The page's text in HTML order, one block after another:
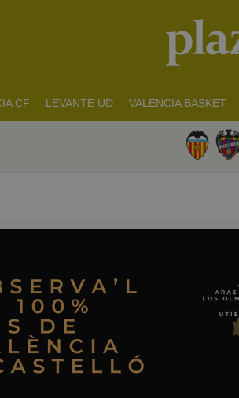
CF LEVANTE UD VALENCIA BASKET